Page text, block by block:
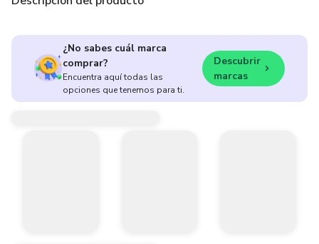
¿No sabes cuál marca
comprar?
Encuentra aquí todas las
opciones que tenemos para ti.
Descubrir
marcas